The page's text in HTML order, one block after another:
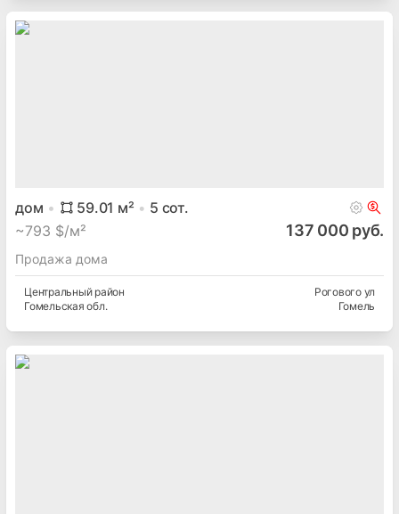
дом 59.01 м² 5 сот.
~793 $/м² 137 000 руб.
Продажа дома
Центральныйрайон
Гомельская обл.
Рогового ул
Гомель